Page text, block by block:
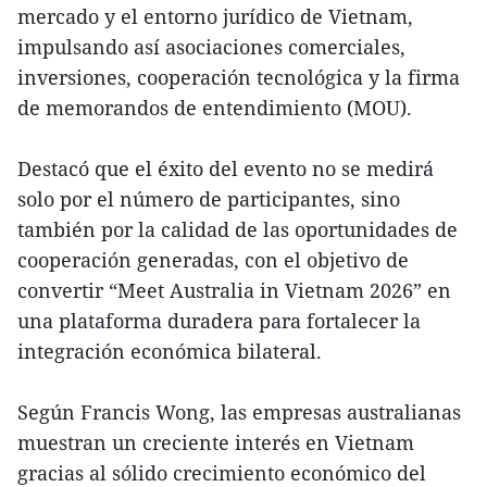
mercado y el entorno jurídico de Vietnam,
impulsando así asociaciones comerciales,
inversiones, cooperación tecnológica y la firma
de memorandos de entendimiento (MOU).
Destacó que el éxito del evento no se medirá
solo por el número de participantes, sino
también por la calidad de las oportunidades de
cooperación generadas, con el objetivo de
convertir “Meet Australia in Vietnam 2026” en
una plataforma duradera para fortalecer la
integración económica bilateral.
Según Francis Wong, las empresas australianas
muestran un creciente interés en Vietnam
gracias al sólido crecimiento económico del